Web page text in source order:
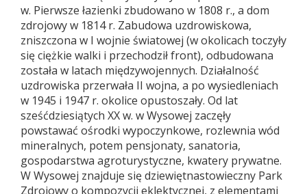
w. Pierwsze łazienki zbudowano w 1808 r., a dom
zdrojowy w 1814 r. Zabudowa uzdrowiskowa,
zniszczona w I wojnie światowej (w okolicach toczyły
się ciężkie walki i przechodził front), odbudowana
została w latach międzywojennych. Działalność
uzdrowiska przerwała II wojna, a po wysiedleniach
w 1945 i 1947 r. okolice opustoszały. Od lat
sześćdziesiątych XX w. w Wysowej zaczęły
powstawać ośrodki wypoczynkowe, rozlewnia wód
mineralnych, potem pensjonaty, sanatoria,
gospodarstwa agroturystyczne, kwatery prywatne.
W Wysowej znajduje się dziewiętnastowieczny Park
Zdrojowy o kompozycji eklektycznej, z elementami